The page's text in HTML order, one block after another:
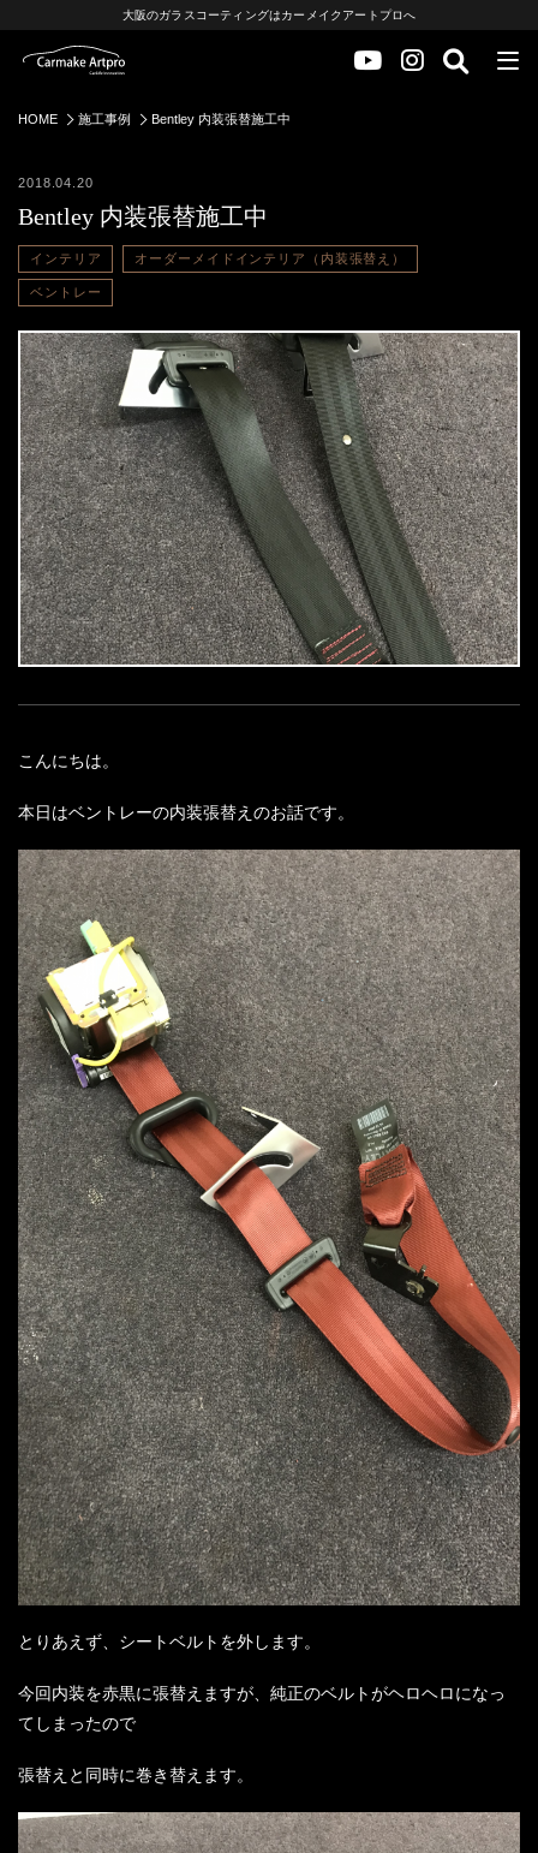
大阪のガラスコーティングはカーメイクアートプロへ
HOME 施工事例 Bentley 内装張替施工中
2018.04.20
Bentley 内装張替施工中
インテリア オーダーメイドインテリア（内装張替え）
ベントレー
こんにちは。
本日はベントレーの内装張替えのお話です。
とりあえず、シートベルトを外します。
今回内装を赤黒に張替えますが、純正のベルトがヘロヘロになっ
てしまったので
張替えと同時に巻き替えます。